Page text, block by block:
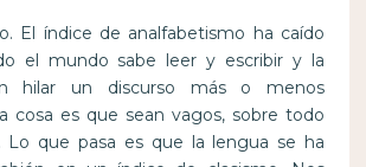
El índice de analfabetismo ha caído
el mundo sabe leer y escribir y la
hilar un discurso más o menos
cosa es que sean vagos, sobre todo
Lo que pasa es que la lengua se ha